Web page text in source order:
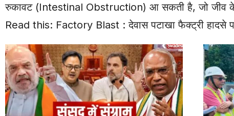
रुकावट (Intestinal Obstruction) आ सकती है, जो जीव के
Read this: Factory Blast : देवास पटाखा फैक्ट्री हादसे